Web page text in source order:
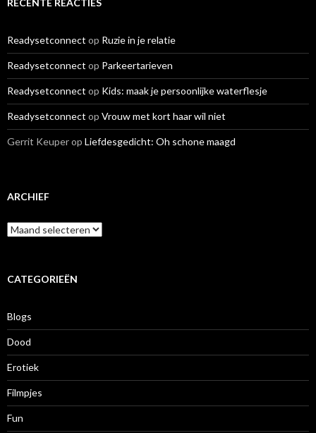
RECENTE REACTIES
Readysetconnect op Ruzie in je relatie
Readysetconnect op Parkeertarieven
Readysetconnect op Kids: maak je persoonlijke waterflesje
Readysetconnect op Vrouw met kort haar wil niet
Gerrit Keuperop Liefdesgedicht: Oh schone maagd
ARCHIEF
A
r
iCATEGORIEËN
Blogs
Dood
Erotiek
Filmpjes
Fun